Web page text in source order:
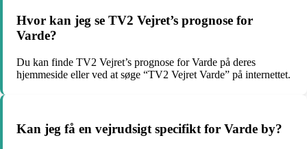
Hvor kan jeg se TV2 Vejret’s prognose for
Varde?
Du kan finde TV2 Vejret’s prognose for Varde på deres
hjemmeside eller ved at søge “TV2 Vejret Varde” på internettet.
Kan jeg få en vejrudsigt specifikt for Varde by?